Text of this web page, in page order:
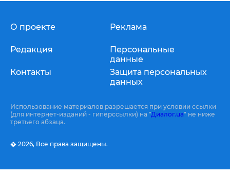
О проекте
Редакция
Контакты
Реклама
Персональные
данные
Защита персональных
данных
Использование материалов разрешается при условии ссылки
(для интернет-изданий - гиперссылки) на "Диалог.ua" не ниже
третьего абзаца.
� 2026, Все права защищены.